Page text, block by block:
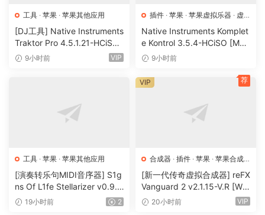
工具 · 苹果 · 苹果其他应用
[DJ工具] Native Instruments
Traktor Pro 4.5.1.21-HCiSO
[MacOSX]（402.83MB）
9小时前 VIP
插件 · 苹果 · 苹果虚拟乐器 · 虚
拟乐器
Native Instruments Komplet
e Kontrol 3.5.4-HCiSO [Mac
OSX]（ 823.17MB）
9小时前
工具 · 苹果 · 苹果其他应用
[演奏转乐句MIDI音序器] S1g
ns Of L1fe Stellarizer v0.9.1
BETA-ARCADiA [WiN, MacO
19小时前 2
合成器 · 插件 · 苹果 · 苹果合成
器
[新一代传奇虚拟合成器] reFX
Vanguard 2 v2.1.15-V.R [Wi
N, MacOSX]（184MB+240
20小时前 VIP
VIP 荐